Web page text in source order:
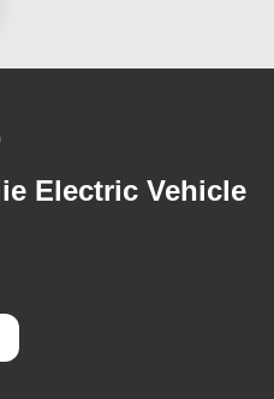
Electric Vehicle